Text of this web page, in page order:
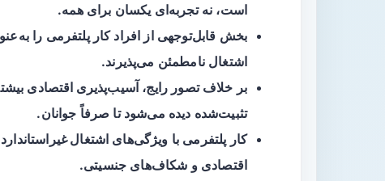
است، نه تجربه‌ای یکسان برای همه.
بخش قابل‌توجهی از افراد کار پلتفرمی را
اشتغال نامطمئن می‌پذیرند.
بر خلاف تصور رایج، آسیب‌پذیری اقتصادی
تثبیت‌شده دیده می‌شود تا صرفاً جوانان.
کار پلتفرمی با ویژگی‌های اشتغال غیراستاندارد
اقتصادی و شکاف‌های جنسیتی.